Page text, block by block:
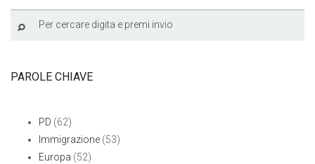
PAROLE CHIAVE
PD (62)
Immigrazione (53)
Europa (52)